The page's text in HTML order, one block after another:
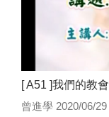
[ A51 ]我們的教會
曾進學 2020/06/29